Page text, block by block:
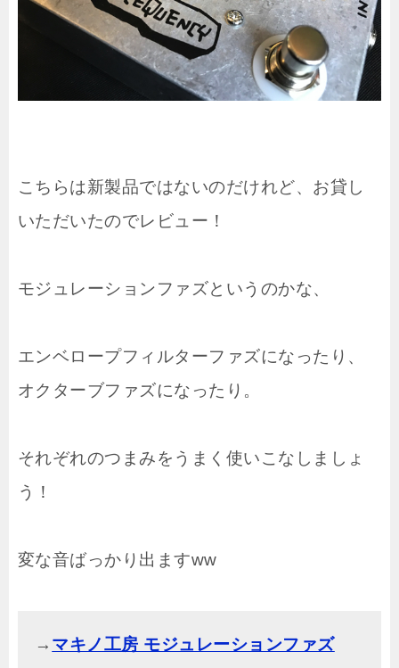
こちらは新製品ではないのだけれど、お貸し
いただいたのでレビュー！
モジュレーションファズというのかな、
エンベロープフィルターファズになったり、
オクターブファズになったり。
それぞれのつまみをうまく使いこなしましょ
う！
変な音ばっかり出ますww
→ マキノ工房 モジュレーションファズ